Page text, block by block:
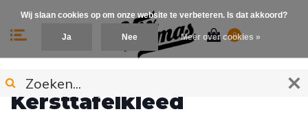
0
Kersttafelkleed
Wij slaan cookies op om onze website te verbeteren. Is dat akkoord?
Ja Nee Meer over cookies »